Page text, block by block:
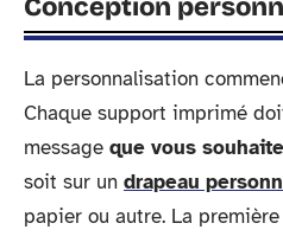
Conception
La personnalisation
Chaque support imprimé
message que vous
soit sur un drapeau
papier ou autre. La